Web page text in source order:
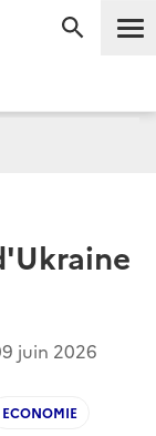
juin 2026
ECONOMIE